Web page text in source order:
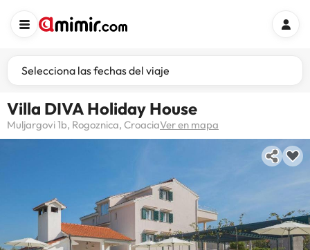
Selecciona las fechas del viaje
Villa DIVA Holiday House
Muljargovi 1b, Rogoznica, CroaciaVer en mapa